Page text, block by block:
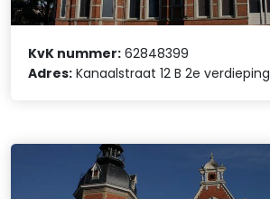
KvK nummer: 62848399
Adres: Kanaalstraat 12 B 2e verdieping